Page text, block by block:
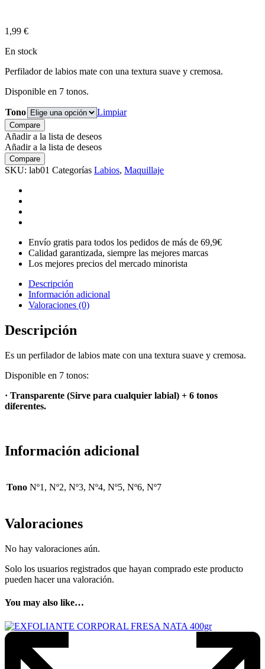
1,99 €
En stock
Perfilador de labios mate con una textura suave y cremosa.
Disponible en 7 tonos.
Tono Limpiar
Compare
Añadir a la lista de deseos
Añadir a la lista de deseos
Compare
SKU: lab01 Categorías Labios, Maquillaje
Envío gratis para todos los pedidos de más de 69,9€
Calidad garantizada, siempre las mejores marcas
Los mejores precios del mercado minorista
Descripción
Información adicional
Valoraciones (0)
Descripción
Es un perfilador de labios mate con una textura suave y cremosa.
Disponible en 7 tonos:
· Transparente (Sirve para cualquier labial) + 6 tonos
diferentes.
Información adicional
Tono Nº1, Nº2, Nº3, Nº4, Nº5, Nº6, Nº7
Valoraciones
No hay valoraciones aún.
Solo los usuarios registrados que hayan comprado este producto
pueden hacer una valoración.
You may also like…